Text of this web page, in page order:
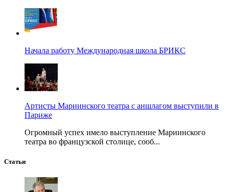
Начала работу Международная школа БРИКС
Артисты Мариинского театра с аншлагом выступили в
Париже
Огромный успех имело выступление Мариинского
театра во французской столице, сооб...
Статьи